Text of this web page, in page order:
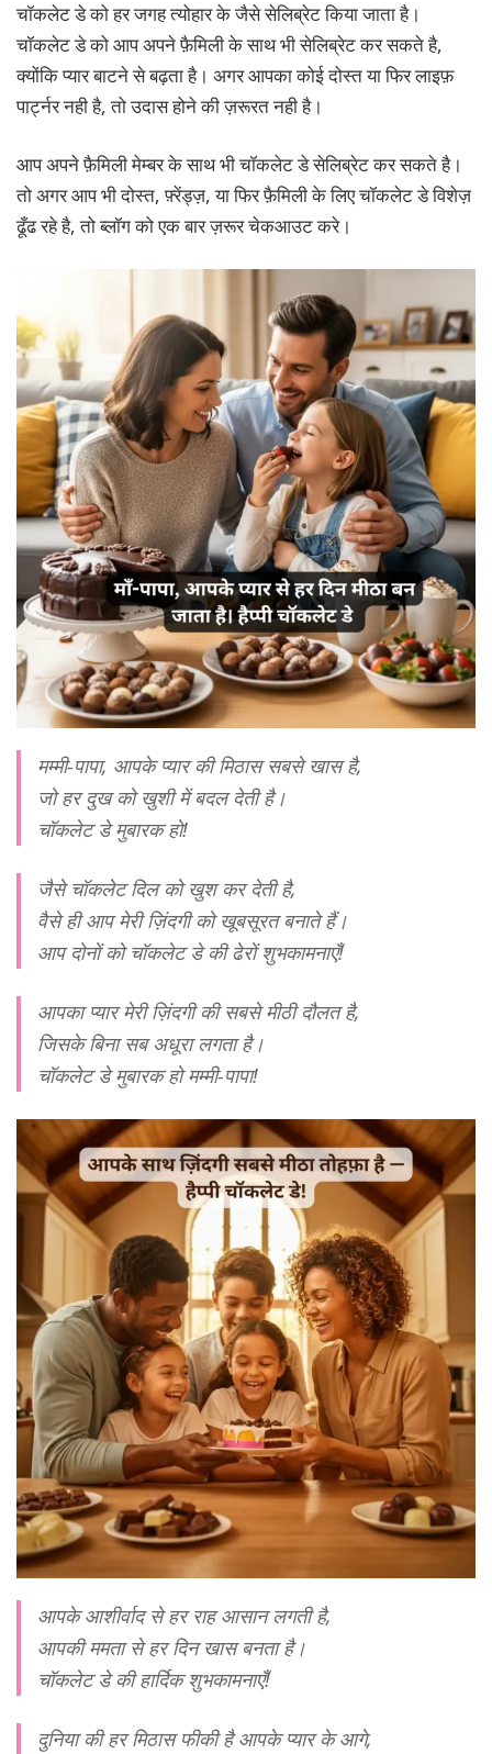
चॉकलेट डे को हर जगह त्योहार के जैसे सेलिब्रेट किया जाता है।
चॉकलेट डे को आप अपने फ़ैमिली के साथ भी सेलिब्रेट कर सकते है,
क्योंकि प्यार बाटने से बढ़ता है। अगर आपका कोई दोस्त या फिर लाइफ़
पार्ट्नर नही है, तो उदास होने की ज़रूरत नही है।
आप अपने फ़ैमिली मेम्बर के साथ भी चॉकलेट डे सेलिब्रेट कर सकते है।
तो अगर आप भी दोस्त, फ़्रेंड्ज़, या फिर फ़ैमिली के लिए चॉकलेट डे विशेज़
ढूँढ रहे है, तो ब्लॉग को एक बार ज़रूर चेकआउट करे।
मम्मी-पापा, आपके प्यार की मिठास सबसे खास है,
जो हर दुख को खुशी में बदल देती है।
चॉकलेट डे मुबारक हो!
जैसे चॉकलेट दिल को खुश कर देती है,
वैसे ही आप मेरी ज़िंदगी को खूबसूरत बनाते हैं।
आप दोनों को चॉकलेट डे की ढेरों शुभकामनाएँ!
आपका प्यार मेरी ज़िंदगी की सबसे मीठी दौलत है,
जिसके बिना सब अधूरा लगता है।
चॉकलेट डे मुबारक हो मम्मी-पापा!
आपके आशीर्वाद से हर राह आसान लगती है,
आपकी ममता से हर दिन खास बनता है।
चॉकलेट डे की हार्दिक शुभकामनाएँ!
दुनिया की हर मिठास फीकी है आपके प्यार के आगे,